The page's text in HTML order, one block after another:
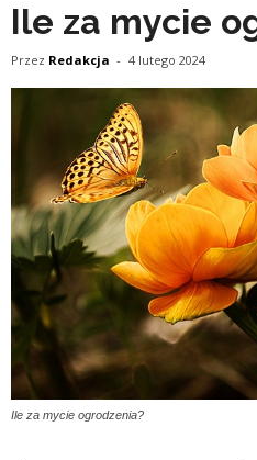
Ile za mycie
Przez Redakcja - 4 lutego 2024
Ile za mycie ogrodzenia?